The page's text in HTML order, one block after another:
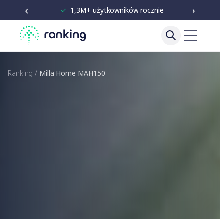
‹ ✓ Niezależne testy od 2020 ›
Ranking / Milla Home MAH150